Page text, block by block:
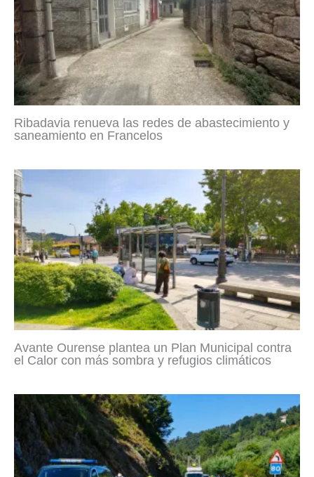
Ribadavia renueva las redes de abastecimiento y
saneamiento en Francelos
Avante Ourense plantea un Plan Municipal contra
el Calor con más sombra y refugios climáticos